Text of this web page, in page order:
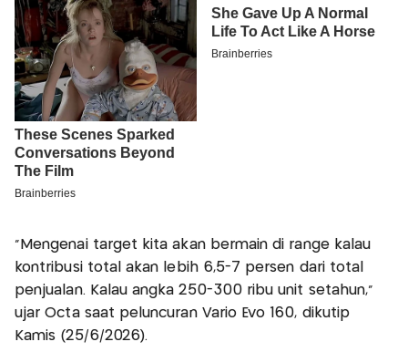
"Mengenai target kita akan bermain di range kalau
kontribusi total akan lebih 6,5-7 persen dari total
penjualan. Kalau angka 250-300 ribu unit setahun,"
ujar Octa saat peluncuran Vario Evo 160, dikutip
Kamis (25/6/2026).